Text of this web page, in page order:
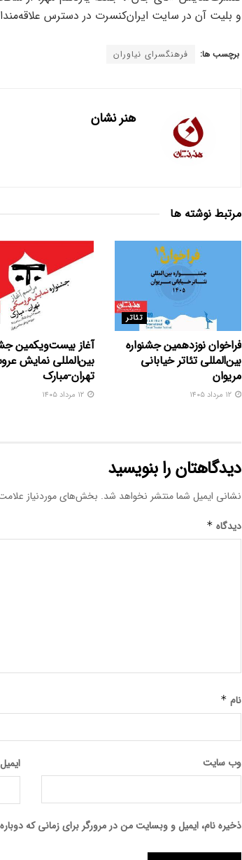
و بلیت آن در سایت ایران‌کنسرت در دسترس
برچسب ها: فرهنگسرای نیاوران
هنر نشان
مرتبط نوشته ها
تئاتر
فراخوان نوزدهمین جشنواره
بین‌المللی تئاتر خیابانی
مریوان
آغاز بیست‌ویکمین
بین‌المللی نمایش
تهران-مبارک
دیدگاهتان را بنویسید
نشانی ایمیل شما منتشر نخواهد شد. بخش‌های موردنیاز
دیدگاه *
نام *
ایمیل وب‌ سایت
ذخیره نام، ایمیل و وبسایت من در مرورگر برای زمانی که